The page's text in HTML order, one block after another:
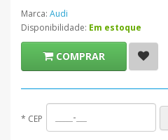
Marca: Audi
Disponibilidade: Em estoque
COMPRAR
* CEP